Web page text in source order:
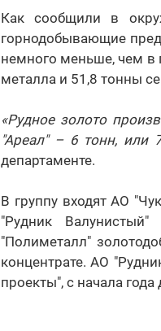
Как сообщили в
горнодобывающие
немного меньше, чем в
металла и 51,8 тонны
«Рудное золото
"Ареал" – 6 тонн, или
департаменте.
В группу входят АО
"Рудник
"Полиметалл"
концентрате. АО
проекты", с начала